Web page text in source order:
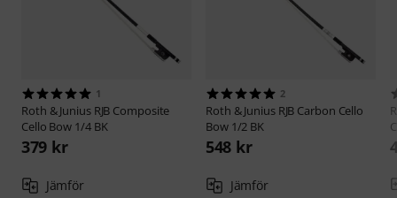
1
Roth & Junius RJB Composite
Cello Bow 1/4 BK
379 kr
Jämför
2
Roth & Junius RJB Carbon Cello
Bow 1/2 BK
548 kr
Jämför